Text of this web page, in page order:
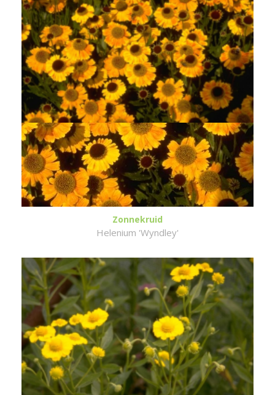
Zonnekruid
Helenium 'Wyndley'